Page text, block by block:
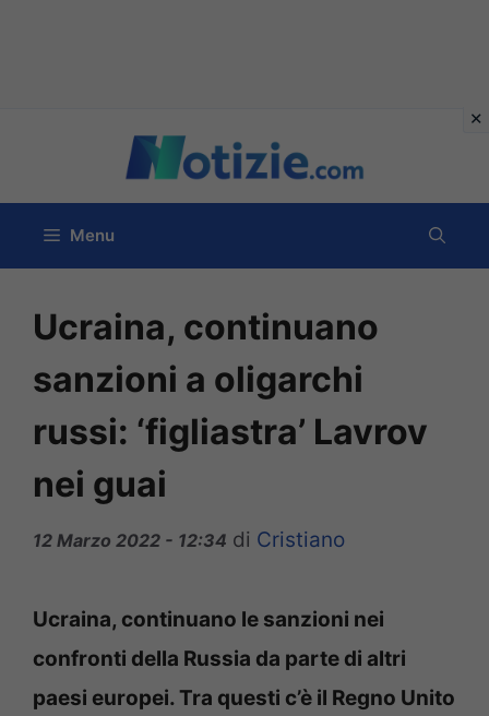
contenuto
Menu
Ucraina, continuano
sanzioni a oligarchi
russi: ‘figliastra’ Lavrov
nei guai
12 Marzo 2022 - 12:34 di Cristiano
Ucraina, continuano le sanzioni nei
confronti della Russia da parte di altri
paesi europei. Tra questi c’è il Regno Unito